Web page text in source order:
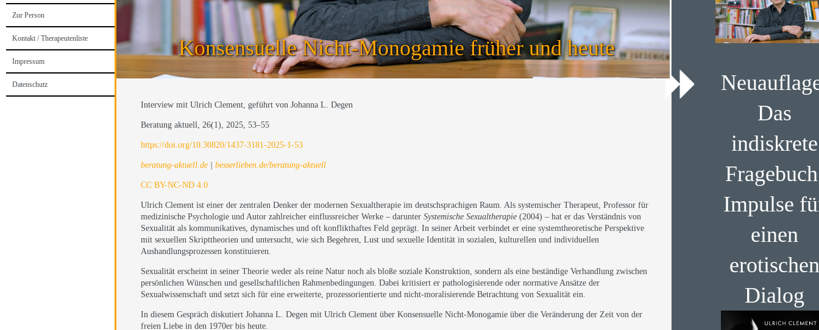
Zur Person
Kontakt / Therapeutenliste
Impressum
Datenschutz
Konsensuelle Nicht-Monogamie früher und heute
Interview mitUlrich Clement , geführt von Johanna L. Degen
Beratung aktuell, 26(1), 2025, 53–55
https://doi.org/10.30820/1437-3181-2025-1-53
beratung-aktuell.de |besserlieben.de/beratung-aktuell
CC BY-NC-ND 4.0
Ulrich Clement ist einer der zentralen Denker der modernen Sexualtherapie im deutschsprachigen Raum. Als systemischer Therapeut, Professor für
medizinische Psychologie und Autor zahlreicher einflussreicher Werke – darunterSystemische Sexualtherapie (2004) – hat er das Verständnis von
Sexualität als kommunikatives, dynamisches und oft konflikthaftes Feld geprägt. In seiner Arbeit verbindet er eine systemtheoretische Perspektive
mit sexuellen Skripttheorien und untersucht, wie sich Begehren, Lust und sexuelle Identität in sozialen, kulturellen und individuellen
Aushandlungsprozessen konstituieren.
Sexualität erscheint in seiner Theorie weder als reine Natur noch als bloße soziale Konstruktion, sondern als eine beständige Verhandlung zwischen
persönlichen Wünschen und gesellschaftlichen Rahmenbedingungen. Dabei kritisiert er pathologisierende oder normative Ansätze der
Sexualwissenschaft und setzt sich für eine erweiterte, prozessorientierte und nicht-moralisierende Betrachtung von Sexualität ein.
In diesem Gespräch diskutiert Johanna L. Degen mit Ulrich Clement über Konsensuelle Nicht-Monogamie über die Veränderung der Zeit von der
freien Liebe in den 1970er bis heute.
Das
indiskrete
Impulse
einen
erotischen
Dialog